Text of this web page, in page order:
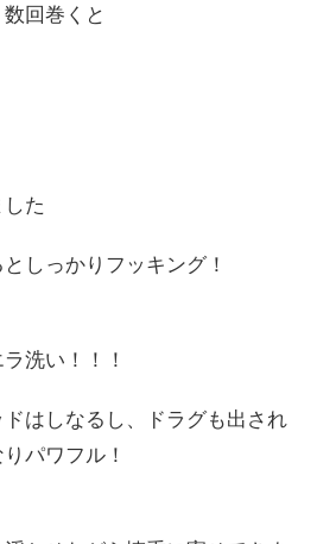
回巻くと
た
しっかりフッキング！
洗い！！！
はしなるし、ドラグも出され
パワフル！